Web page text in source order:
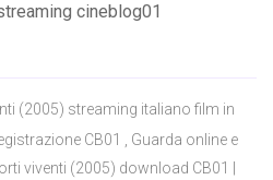
cineblog01
(2005) streaming italiano film in
CB01 , Guarda online e
viventi (2005) download CB01 |